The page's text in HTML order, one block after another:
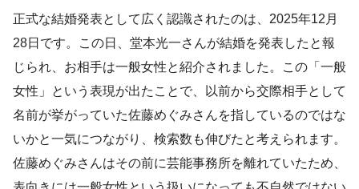
正式な結婚発表として広く認識されたのは、2025年12月
28日です。この日、堂本光一さんが結婚を発表したと報
じられ、お相手は一般女性と紹介されました。この「一般
女性」という表現が出たことで、以前から交際相手として
名前が挙がっていた佐藤めぐみさんを指しているのではな
いかと一気につながり、検索数も伸びたと考えられます。
佐藤めぐみさんはその前に芸能事務所を離れていたため、